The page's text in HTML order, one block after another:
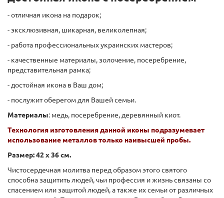
- отличная икона на подарок;
- эксклюзивная, шикарная, великолепная;
- работа профессиональных украинских мастеров;
- качественные материалы, золочение, посеребрение,
представительная рамка;
- достойная икона в Ваш дом;
- послужит оберегом для Вашей семьи.
Материалы: медь, посеребрение, деревянный киот.
Технология изготовления данной иконы подразумевает
использование металлов только наивысшей пробы.
Размер: 42 х 36 см.
Чистосердечная молитва перед образом этого святого
способна защитить людей, чьи профессия и жизнь связаны со
спасением или защитой людей, а также их семьи от различных